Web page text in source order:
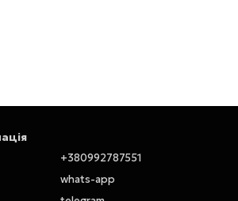
+380992787551
whats-app